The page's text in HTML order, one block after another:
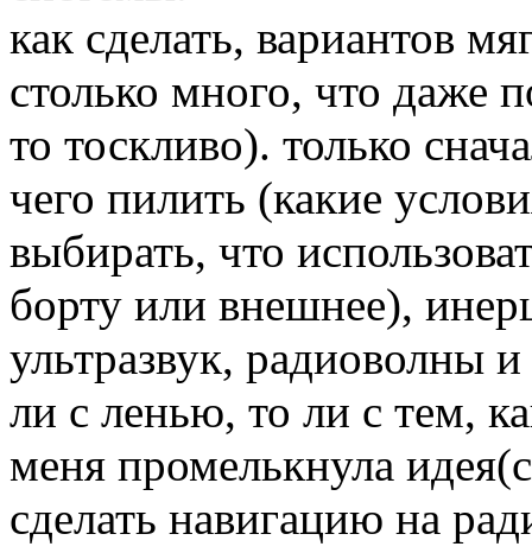
как сделать, вариантов
столько много, что даже
то тоскливо). только
чего пилить (какие
выбирать, что
борту или внешнее),
ультразвук, радиоволны
ли с ленью, то ли с тем,
меня промелькнула
сделать навигацию на